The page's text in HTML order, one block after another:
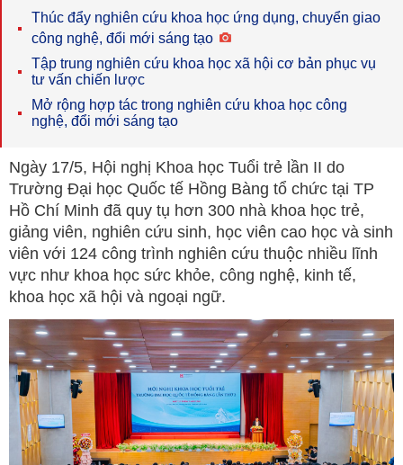
Thúc đẩy nghiên cứu khoa học ứng dụng, chuyển giao
công nghệ, đổi mới sáng tạo
Tập trung nghiên cứu khoa học xã hội cơ bản phục vụ
tư vấn chiến lược
Mở rộng hợp tác trong nghiên cứu khoa học công
nghệ, đổi mới sáng tạo
Ngày 17/5, Hội nghị Khoa học Tuổi trẻ lần II do
Trường Đại học Quốc tế Hồng Bàng tổ chức tại TP
Hồ Chí Minh đã quy tụ hơn 300 nhà khoa học trẻ,
giảng viên, nghiên cứu sinh, học viên cao học và sinh
viên với 124 công trình nghiên cứu thuộc nhiều lĩnh
vực như khoa học sức khỏe, công nghệ, kinh tế,
khoa học xã hội và ngoại ngữ.